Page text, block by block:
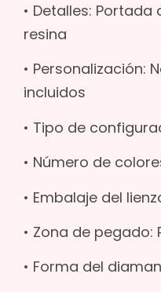
• Detalles:
resina
• Personalización:
incluidos
• Tipo de
• Número de
• Embalaje del
• Zona de
• Forma del